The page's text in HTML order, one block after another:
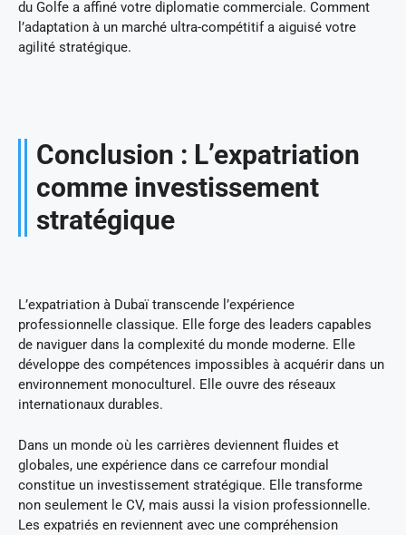
du Golfe a affiné votre diplomatie commerciale. Comment
l’adaptation à un marché ultra-compétitif a aiguisé votre
agilité stratégique.
Conclusion : L’expatriation
comme investissement
stratégique
L’expatriation à Dubaï transcende l’expérience
professionnelle classique. Elle forge des leaders capables
de naviguer dans la complexité du monde moderne. Elle
développe des compétences impossibles à acquérir dans un
environnement monoculturel. Elle ouvre des réseaux
internationaux durables.
Dans un monde où les carrières deviennent fluides et
globales, une expérience dans ce carrefour mondial
constitue un investissement stratégique. Elle transforme
non seulement le CV, mais aussi la vision professionnelle.
Les expatriés en reviennent avec une compréhension